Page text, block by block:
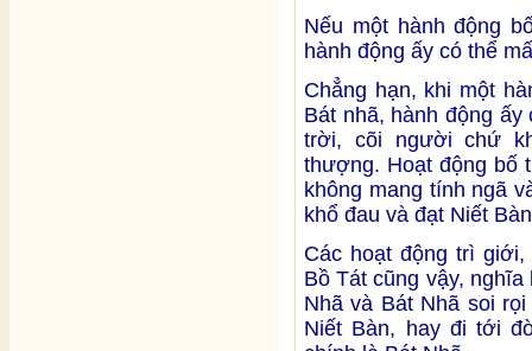
Nếu một hành động
hành động ấy có thể
Chẳng hạn, khi một
Bát nhã, hành động
trời, cõi người chứ
thượng. Hoạt động bố
không mang tính ngã
khổ đau và đạt Niết
Các hoạt động trì
Bồ Tát cũng vậy,
Nhã và Bát Nhã soi
Niết Bàn, hay đi tới